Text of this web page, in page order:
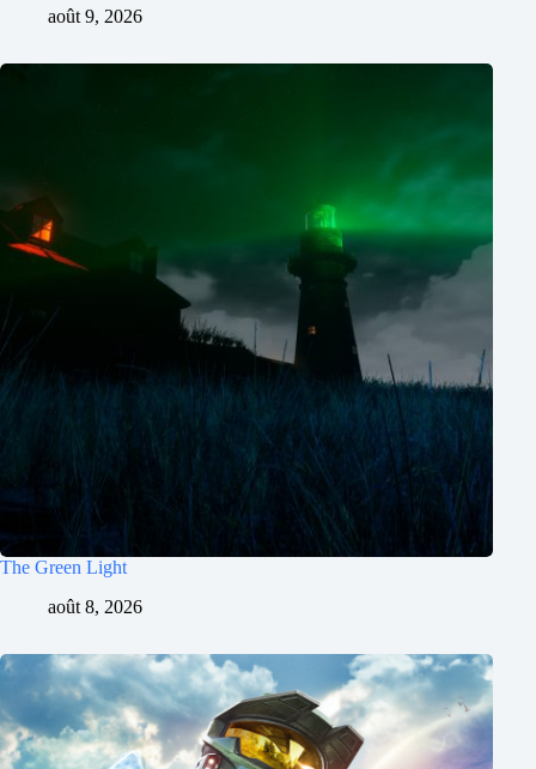
août 9, 2026
The Green Light
août 8, 2026